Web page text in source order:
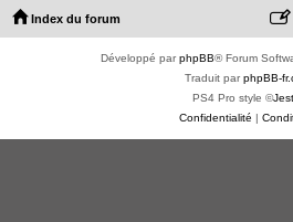
Index du forum
Développé parphpBB® Forum
Traduit parphpBB-
PS4 Pro style ©
Confidentialité |